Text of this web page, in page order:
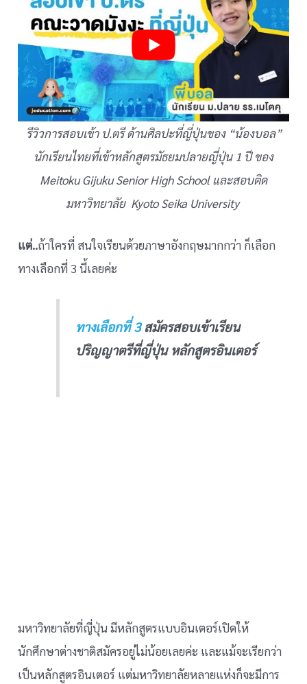
รีวิวการสอบเข้า ป.ตรี ด้านศิลปะที่ญี่ปุ่นของ “น้องบอล”
นักเรียนไทยที่เข้าหลักสูตรมัธยมปลายญี่ปุ่น 1 ปี ของ
Meitoku Gijuku Senior High School และสอบติด
มหาวิทยาลัย Kyoto Seika University
แต่..ถ้าใครที่ สนใจเรียนด้วยภาษาอังกฤษมากกว่า ก็เลือก
ทางเลือกที่ 3 นี้เลยค่ะ
ทางเลือกที่ 3สมัครสอบเข้าเรียน
ปริญญาตรีที่ญี่ปุ่น หลักสูตรอินเตอร์
มหาวิทยาลัยที่ญี่ปุ่น มีหลักสูตรแบบอินเตอร์เปิดให้
นักศึกษาต่างชาติสมัครอยู่ไม่น้อยเลยค่ะ และแม้จะเรียกว่า
เป็นหลักสูตรอินเตอร์ แต่มหาวิทยาลัยหลายแห่งก็จะมีการ